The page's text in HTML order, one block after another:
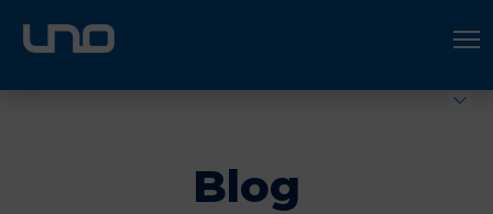
ÚNETE A UNO LOGÍSTICA
Blog